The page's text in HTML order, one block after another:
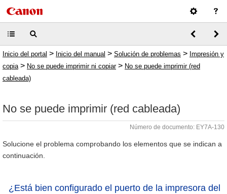
Inicio del portal > Inicio del manual > Solución de problemas > Impresión y
copia > No se puede imprimir ni copiar> No se puede imprimir (red
cableada)
No se puede imprimir (red cableada)
Número de documento: EY7A-130
Solucione el problema comprobando los elementos que se indican a
continuación.
¿Está bien configurado el puerto de la impresora del